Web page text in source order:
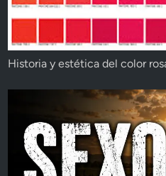
Historia y estética del color